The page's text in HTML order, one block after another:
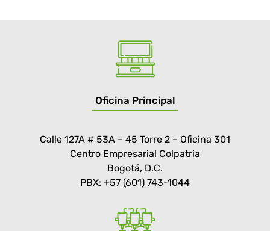
Oficina Principal
Calle 127A # 53A – 45 Torre 2 – Oficina 301
Centro Empresarial Colpatria
Bogotá, D.C.
PBX: +57 (601) 743-1044